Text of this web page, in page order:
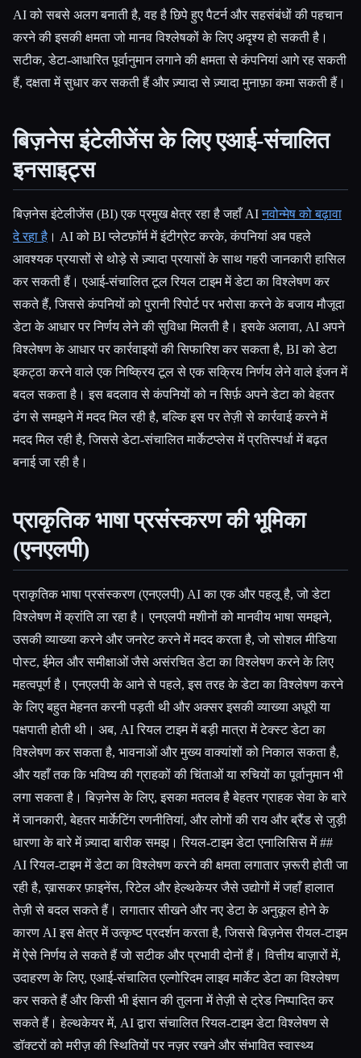
AI को सबसे अलग बनाती है, वह है छिपे हुए पैटर्न और सहसंबंधों की पहचान
करने की इसकी क्षमता जो मानव विश्लेषकों के लिए अदृश्य हो सकती है।
सटीक, डेटा-आधारित पूर्वानुमान लगाने की क्षमता से कंपनियां आगे रह सकती
हैं, दक्षता में सुधार कर सकती हैं और ज़्यादा से ज़्यादा मुनाफ़ा कमा सकती हैं।
बिज़नेस इंटेलीजेंस के लिए एआई-संचालित
इनसाइट्स
बिज़नेस इंटेलीजेंस (BI) एक प्रमुख क्षेत्र रहा है जहाँ AIनवोन्मेष को बढ़ावा
दे रहा है । AI को BI प्लेटफ़ॉर्म में इंटीग्रेट करके, कंपनियां अब पहले
आवश्यक प्रयासों से थोड़े से ज़्यादा प्रयासों के साथ गहरी जानकारी हासिल
कर सकती हैं। एआई-संचालित टूल रियल टाइम में डेटा का विश्लेषण कर
सकते हैं, जिससे कंपनियों को पुरानी रिपोर्ट पर भरोसा करने के बजाय मौजूदा
डेटा के आधार पर निर्णय लेने की सुविधा मिलती है। इसके अलावा, AI अपने
विश्लेषण के आधार पर कार्रवाइयों की सिफारिश कर सकता है, BI को डेटा
इकट्ठा करने वाले एक निष्क्रिय टूल से एक सक्रिय निर्णय लेने वाले इंजन में
बदल सकता है। इस बदलाव से कंपनियों को न सिर्फ़ अपने डेटा को बेहतर
ढंग से समझने में मदद मिल रही है, बल्कि इस पर तेज़ी से कार्रवाई करने में
मदद मिल रही है, जिससे डेटा-संचालित मार्केटप्लेस में प्रतिस्पर्धा में बढ़त
बनाई जा रही है।
प्राकृतिक भाषा प्रसंस्करण की भूमिका
(एनएलपी)
प्राकृतिक भाषा प्रसंस्करण (एनएलपी) AI का एक और पहलू है, जो डेटा
विश्लेषण में क्रांति ला रहा है। एनएलपी मशीनों को मानवीय भाषा समझने,
उसकी व्याख्या करने और जनरेट करने में मदद करता है, जो सोशल मीडिया
पोस्ट, ईमेल और समीक्षाओं जैसे असंरचित डेटा का विश्लेषण करने के लिए
महत्वपूर्ण है। एनएलपी के आने से पहले, इस तरह के डेटा का विश्लेषण करने
के लिए बहुत मेहनत करनी पड़ती थी और अक्सर इसकी व्याख्या अधूरी या
पक्षपाती होती थी। अब, AI रियल टाइम में बड़ी मात्रा में टेक्स्ट डेटा का
विश्लेषण कर सकता है, भावनाओं और मुख्य वाक्यांशों को निकाल सकता है,
और यहाँ तक कि भविष्य की ग्राहकों की चिंताओं या रुचियों का पूर्वानुमान भी
लगा सकता है। बिज़नेस के लिए, इसका मतलब है बेहतर ग्राहक सेवा के बारे
में जानकारी, बेहतर मार्केटिंग रणनीतियां, और लोगों की राय और ब्रैंड से जुड़ी
धारणा के बारे में ज़्यादा बारीक समझ। रियल-टाइम डेटा एनालिसिस में ##
AI रियल-टाइम में डेटा का विश्लेषण करने की क्षमता लगातार ज़रूरी होती जा
रही है, ख़ासकर फ़ाइनेंस, रिटेल और हेल्थकेयर जैसे उद्योगों में जहाँ हालात
तेज़ी से बदल सकते हैं। लगातार सीखने और नए डेटा के अनुकूल होने के
कारण AI इस क्षेत्र में उत्कृष्ट प्रदर्शन करता है, जिससे बिज़नेस रीयल-टाइम
में ऐसे निर्णय ले सकते हैं जो सटीक और प्रभावी दोनों हैं। वित्तीय बाज़ारों में,
उदाहरण के लिए, एआई-संचालित एल्गोरिदम लाइव मार्केट डेटा का विश्लेषण
कर सकते हैं और किसी भी इंसान की तुलना में तेज़ी से ट्रेड निष्पादित कर
सकते हैं। हेल्थकेयर में, AI द्वारा संचालित रियल-टाइम डेटा विश्लेषण से
डॉक्टरों को मरीज़ की स्थितियों पर नज़र रखने और संभावित स्वास्थ्य